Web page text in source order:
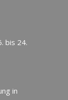
bis 24.
in